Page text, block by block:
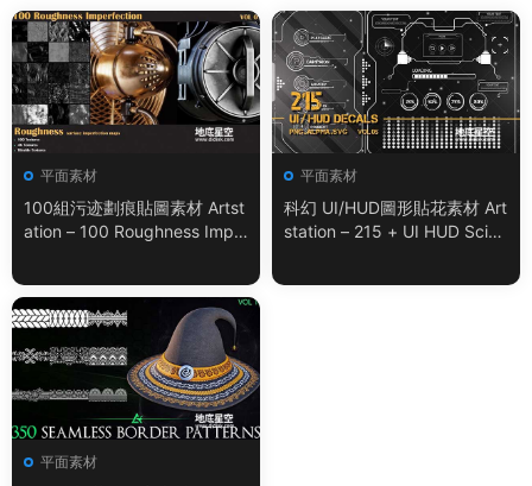
平面素材
100組污迹劃痕貼圖素材 Artst
ation – 100 Roughness Impe
平面素材
科幻 UI/HUD圖形貼花素材 Art
station – 215 + UI HUD SciFi
平面素材